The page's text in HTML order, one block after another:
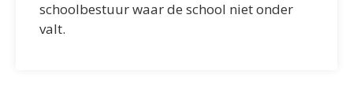
schoolbestuur waar de school niet onder
valt.